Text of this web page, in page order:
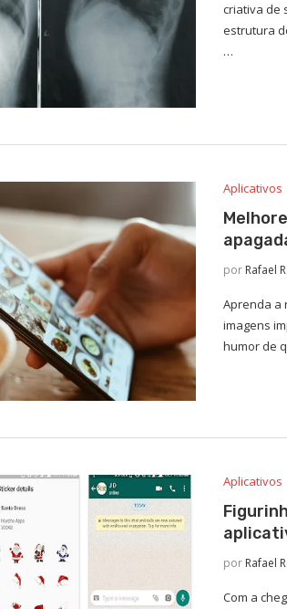
criativa de
estrutura
…
Aplicativos
por Rafael
Aprenda a
imagens
humor de
Aplicativos
por Rafael
Com a